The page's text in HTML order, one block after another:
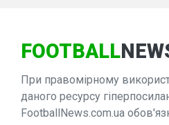
FOOTBALL
При правомірному
даного ресурсу
FootballNews.com.ua